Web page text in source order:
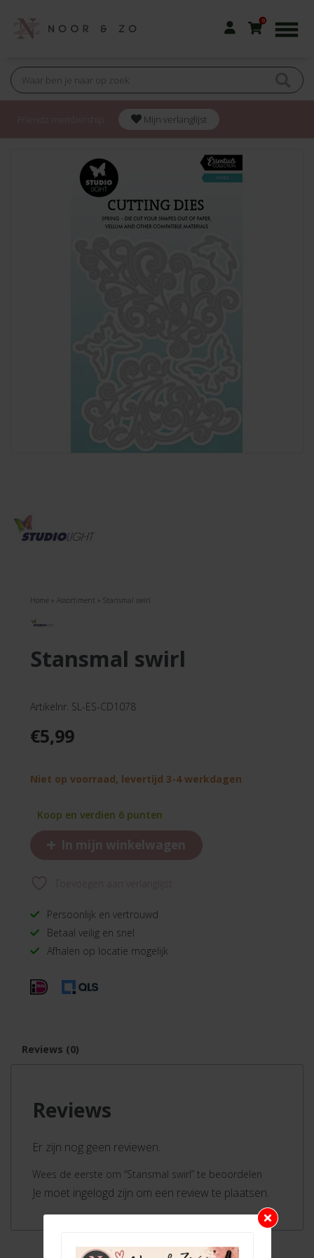
0
Mijn verlanglijst
Home » Assortiment » Stansmal swirl
stansmal swirl
Artikelnr. SL-ES-CD1078
€5,99
Niet op voorraad, levertijd 3-4 werkdagen
Koop en verdien 6 punten
+ In mijn winkelwagen
Persoonlijk en vertrouwd
Betaal veilig en snel
Afhalen op locatie mogelijk
Reviews (0)
Reviews
Er zijn nog geen reviewen.
Wees de eerste om “Stansmal swirl” te beoordelen
Je moet ingelogd zijn om een review te plaatsen.